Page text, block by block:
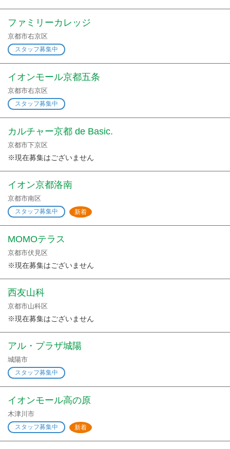
京都市右京区
ファミリーカレッジ
スタッフ募集中
京都市右京区
イオンモール京都五条
スタッフ募集中
京都市下京区
カルチャー京都 de Basic.
※現在募集はございません
京都市南区
イオン京都洛南
新着
スタッフ募集中
京都市伏見区
MOMOテラス
※現在募集はございません
京都市山科区
西友山科
※現在募集はございません
城陽市
アル・プラザ城陽
スタッフ募集中
木津川市
イオンモール高の原
新着
スタッフ募集中